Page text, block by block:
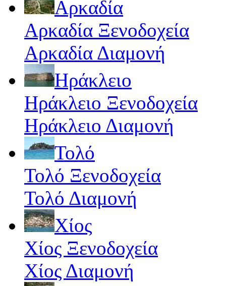
Αρκαδία
Αρκαδία Ξενοδοχεία
Αρκαδία Διαμονή
Ηράκλειο
Ηράκλειο Ξενοδοχεία
Ηράκλειο Διαμονή
Τολό
Τολό Ξενοδοχεία
Τολό Διαμονή
Χίος
Χίος Ξενοδοχεία
Χίος Διαμονή